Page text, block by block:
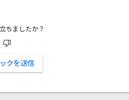
ちましたか？
クを送信